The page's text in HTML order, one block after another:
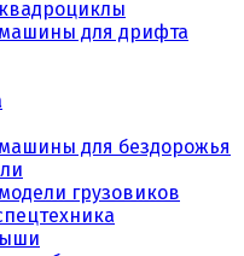
для дрифта
для бездорожья
грузовиков